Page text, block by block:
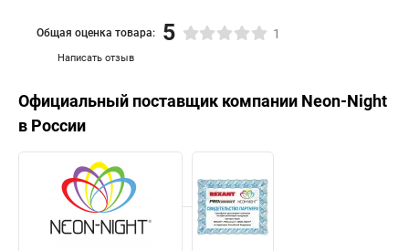
Написать отзыв
Общая оценка товара: 5 1
Официальный поставщик компании Neon-Night
в России